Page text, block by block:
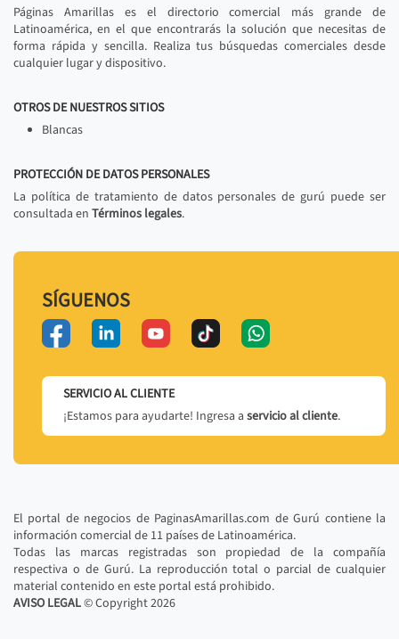
Páginas Amarillas es el directorio comercial más grande de
Latinoamérica, en el que encontrarás la solución que necesitas de
forma rápida y sencilla. Realiza tus búsquedas comerciales desde
cualquier lugar y dispositivo.
OTROS DE NUESTROS SITIOS
Blancas
PROTECCIÓN DE DATOS PERSONALES
La política de tratamiento de datos personales de gurú puede ser
consultada en Términos legales.
SÍGUENOS
SERVICIO AL CLIENTE
¡Estamos para ayudarte! Ingresa a servicio al cliente.
El portal de negocios de PaginasAmarillas.com de Gurú contiene la
información comercial de 11 países de Latinoamérica.
Todas las marcas registradas son propiedad de la compañía
respectiva o de Gurú. La reproducción total o parcial de cualquier
material contenido en este portal está prohibido.
AVISO LEGAL© Copyright2026